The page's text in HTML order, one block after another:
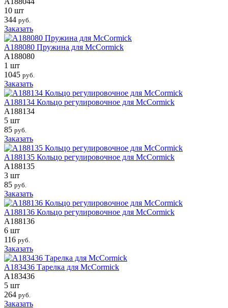
10 шт
344 руб.
Заказать
A188080 Пружина для McCormick
A188080
1 шт
1045 руб.
Заказать
A188134 Кольцо регулировочное для McCormick
A188134
5 шт
85 руб.
Заказать
A188135 Кольцо регулировочное для McCormick
A188135
3 шт
85 руб.
Заказать
A188136 Кольцо регулировочное для McCormick
A188136
6 шт
116 руб.
Заказать
A183436 Тарелка для McCormick
A183436
5 шт
264 руб.
Заказать